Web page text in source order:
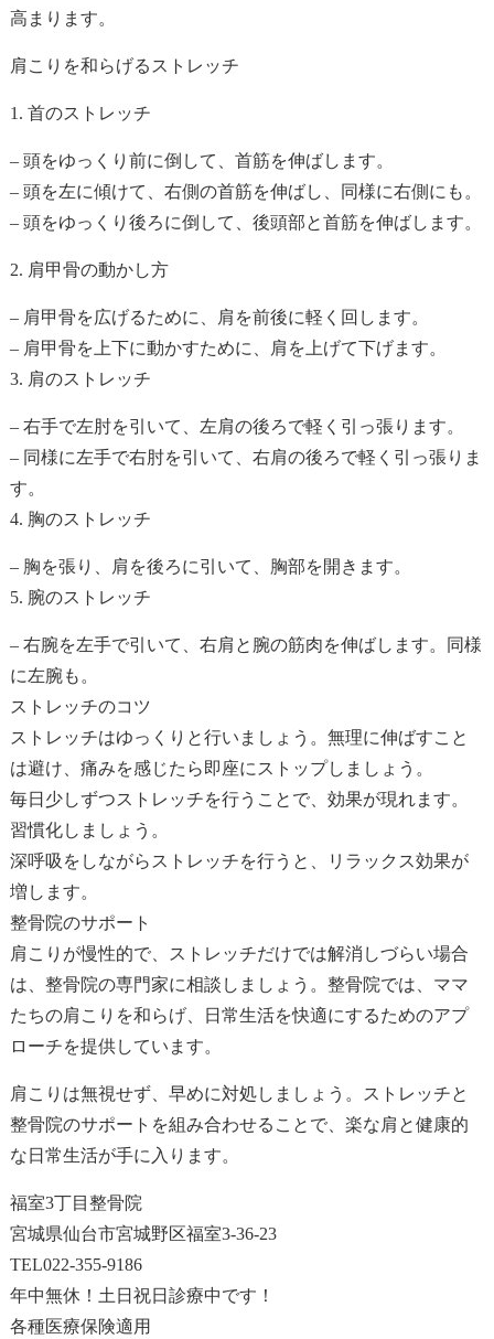
高まります。
肩こりを和らげるストレッチ
1. 首のストレッチ
– 頭をゆっくり前に倒して、首筋を伸ばします。
– 頭を左に傾けて、右側の首筋を伸ばし、同様に右側にも。
– 頭をゆっくり後ろに倒して、後頭部と首筋を伸ばします。
2. 肩甲骨の動かし方
– 肩甲骨を広げるために、肩を前後に軽く回します。
– 肩甲骨を上下に動かすために、肩を上げて下げます。
3. 肩のストレッチ
– 右手で左肘を引いて、左肩の後ろで軽く引っ張ります。
– 同様に左手で右肘を引いて、右肩の後ろで軽く引っ張りま
す。
4. 胸のストレッチ
– 胸を張り、肩を後ろに引いて、胸部を開きます。
5. 腕のストレッチ
– 右腕を左手で引いて、右肩と腕の筋肉を伸ばします。同様
に左腕も。
ストレッチのコツ
ストレッチはゆっくりと行いましょう。無理に伸ばすこと
は避け、痛みを感じたら即座にストップしましょう。
毎日少しずつストレッチを行うことで、効果が現れます。
習慣化しましょう。
深呼吸をしながらストレッチを行うと、リラックス効果が
増します。
整骨院のサポート
肩こりが慢性的で、ストレッチだけでは解消しづらい場合
は、整骨院の専門家に相談しましょう。整骨院では、ママ
たちの肩こりを和らげ、日常生活を快適にするためのアプ
ローチを提供しています。
肩こりは無視せず、早めに対処しましょう。ストレッチと
整骨院のサポートを組み合わせることで、楽な肩と健康的
な日常生活が手に入ります。
福室3丁目整骨院
宮城県仙台市宮城野区福室3-36-23
TEL022-355-9186
年中無休！土日祝日診療中です！
各種医療保険適用